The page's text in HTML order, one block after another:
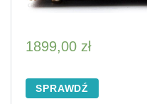
1899,00 zł
SPRAWDŹ